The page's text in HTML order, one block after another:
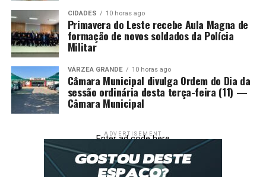
CIDADES 10 horas ago
Primavera do Leste recebe Aula Magna de
formação de novos soldados da Polícia
Militar
VÁRZEA GRANDE 10 horas ago
Câmara Municipal divulga Ordem do Dia da
sessão ordinária desta terça-feira (11) —
Câmara Municipal
ADVERTISEMENT
Enter ad code here